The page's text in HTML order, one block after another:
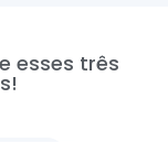
esses três